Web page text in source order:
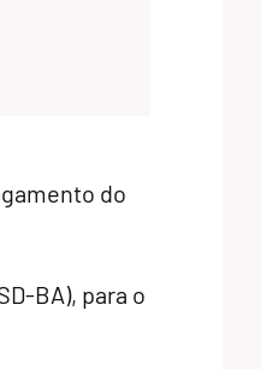
do
BA), para o